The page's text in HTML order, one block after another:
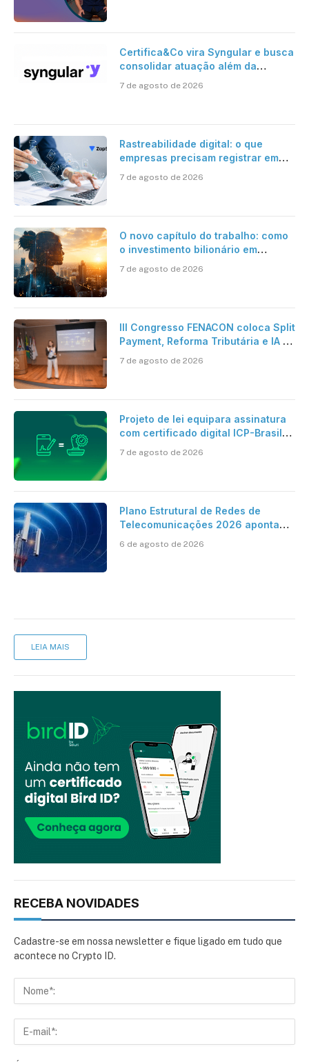
Certifica&Co vira Syngular e busca
consolidar atuação além da
7 de agosto de 2026
Rastreabilidade digital: o que
empresas precisam registrar em
7 de agosto de 2026
O novo capítulo do trabalho: como
o investimento bilionário em
verdadeira era da inteligência
7 de agosto de 2026
III Congresso FENACON coloca Split
Payment, Reforma Tributária e IA no
7 de agosto de 2026
Projeto de lei equipara assinatura
com certificado digital ICP-Brasil
cartório
7 de agosto de 2026
Plano Estrutural de Redes de
Telecomunicações 2026 aponta
mantém desafio
6 de agosto de 2026
LEIA MAIS
RECEBA NOVIDADES
Cadastre-se em nossa newsletter e fique ligado em tudo que
acontece no Crypto ID.